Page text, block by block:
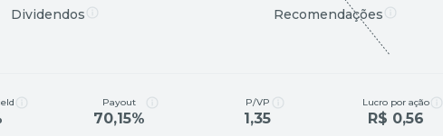
Dividendos Recomendações
Payout
70,15%
P/VP
1,35
Lucro por ação
R$ 0,56